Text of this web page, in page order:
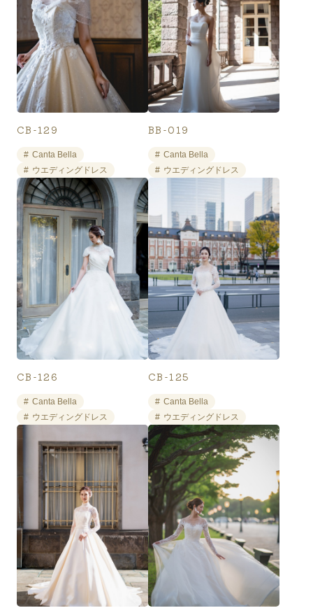
CB-129
Canta Bella
ウエディングドレス
BB-019
Canta Bella
ウエディングドレス
CB-126
Canta Bella
ウエディングドレス
CB-125
Canta Bella
ウエディングドレス